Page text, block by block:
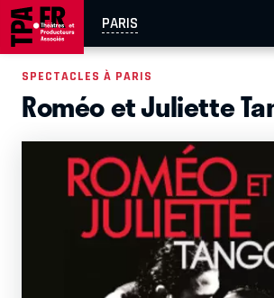
PARIS
AIX-MARSEILLE
EN TOURNÉE
SPECTACLES À PARIS
Roméo et Juliette